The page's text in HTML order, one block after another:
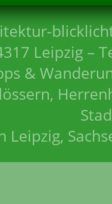
Leipzig –
&
Leipzig,